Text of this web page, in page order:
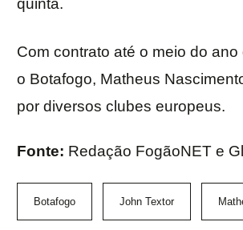
quinta.
Com contrato até o meio do
o Botafogo, Matheus
por diversos clubes europeus.
Fonte: Redação FogãoNET e
Botafogo John Textor